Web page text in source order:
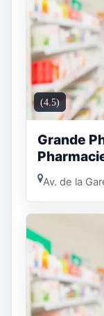
(4.5)
Grande
Av. de la